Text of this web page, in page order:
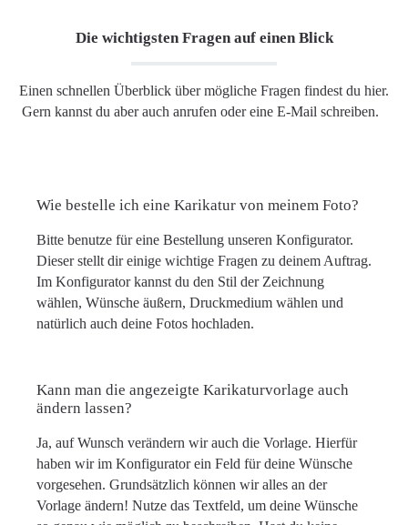
Die wichtigsten Fragen auf einen Blick
Einen schnellen Überblick über mögliche Fragen findest du hier.
Gern kannst du aber auch anrufen oder eine E-Mail schreiben.
Wie bestelle ich eine Karikatur von meinem Foto?
Bitte benutze für eine Bestellung unseren Konfigurator.
Dieser stellt dir einige wichtige Fragen zu deinem Auftrag.
Im Konfigurator kannst du den Stil der Zeichnung
wählen, Wünsche äußern, Druckmedium wählen und
natürlich auch deine Fotos hochladen.
Kann man die angezeigte Karikaturvorlage auch
ändern lassen?
Ja, auf Wunsch verändern wir auch die Vorlage. Hierfür
haben wir im Konfigurator ein Feld für deine Wünsche
vorgesehen. Grundsätzlich können wir alles an der
Vorlage ändern! Nutze das Textfeld, um deine Wünsche